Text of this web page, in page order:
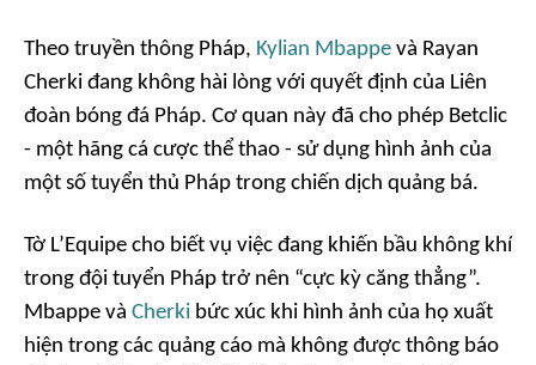
Theo truyền thông Pháp, Kylian Mbappe và Rayan
Cherki đang không hài lòng với quyết định của Liên
đoàn bóng đá Pháp. Cơ quan này đã cho phép Betclic
- một hãng cá cược thể thao - sử dụng hình ảnh của
một số tuyển thủ Pháp trong chiến dịch quảng bá.
Tờ L’Equipe cho biết vụ việc đang khiến bầu không khí
trong đội tuyển Pháp trở nên “cực kỳ căng thẳng”.
Mbappe và Cherki bức xúc khi hình ảnh của họ xuất
hiện trong các quảng cáo mà không được thông báo